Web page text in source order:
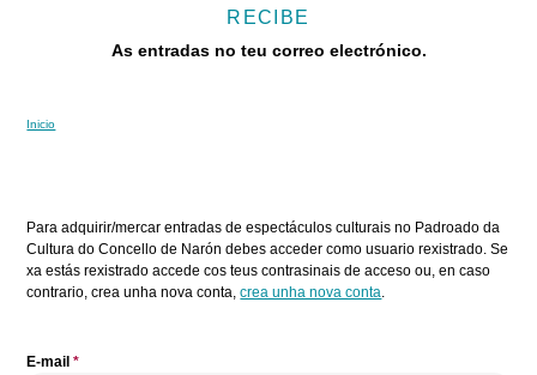
RECIBE
As entradas no teu correo electrónico.
Vostede está aquí
Inicio
Para adquirir/mercar entradas de espectáculos culturais no Padroado da
Cultura do Concello de Narón debes acceder como usuario rexistrado. Se
xa estás rexistrado accede cos teus contrasinais de acceso ou, en caso
contrario, crea unha nova conta,crea unha nova conta
E-mail*